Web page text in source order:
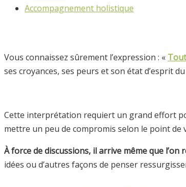
Accompagnement holistique
Vous connaissez sûrement l’expression : «
ses croyances, ses peurs et son état d’esprit
Cette interprétation requiert un grand effort
mettre un peu de compromis selon le point de
À force de discussions, il arrive même que
idées ou d’autres façons de penser